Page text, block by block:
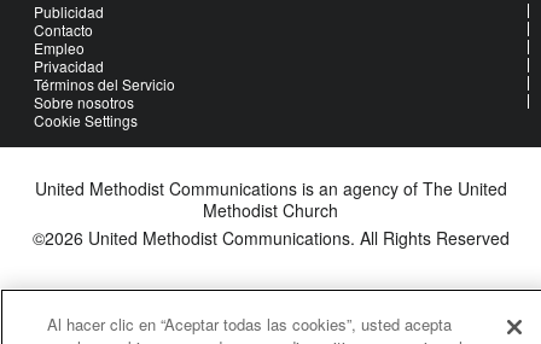
Publicidad
Contacto
Empleo
Privacidad
Términos del Servicio
Sobre nosotros
Cookie Settings
United Methodist Communications is an agency of The United
Methodist Church
©2026 United Methodist Communications. All Rights Reserved
Al hacer clic en “Aceptar todas las cookies”, usted acepta